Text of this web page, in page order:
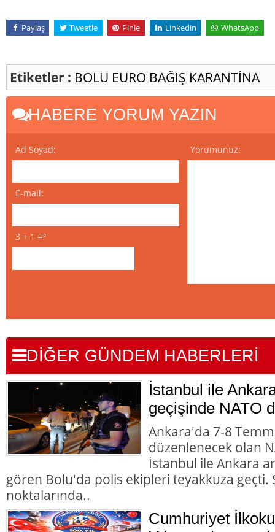
Paylaş Tweetle Pinle Linkedin WhatsApp
Etiketler : BOLU EURO BAĞIŞ KARANTİNA
HABERE YORUM YAZIN
Ad Soyad:
E-mail:
3 + 1 =?
Yorumunuz:
DİĞER GÜNDEM HABERLERİ
İstanbul ile
geçişinde NATO
Ankara'da 7-8
düzenlenecek olan
İstanbul ile Ankara
gören Bolu'da polis ekipleri teyakkuza geçti.
noktalarında..
Cumhuriyet